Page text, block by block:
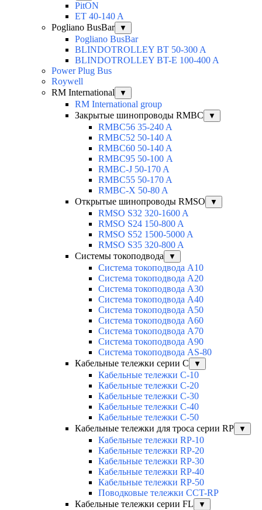
PitON
ET 40-140 A
Pogliano BusBar
▼
Pogliano BusBar
BLINDOTROLLEY BT 50-300 A
BLINDOTROLLEY BT-E 100-400 A
Power Plug Bus
Roywell
RM International
▼
RM International group
Закрытые шинопроводы RMBC
▼
RMBC56 35-240 A
RMBC52 50-140 A
RMBC60 50-140 A
RMBC95 50-100 А
RMBC-J 50-170 A
RMBC55 50-170 A
RMBC-X 50-80 A
Открытые шинопроводы RMSO
▼
RMSO S32 320-1600 A
RMSO S24 150-800 A
RMSO S52 1500-5000 A
RMSO S35 320-800 A
Системы токоподвода
▼
Система токоподвода А10
Система токоподвода А20
Система токоподвода А30
Система токоподвода А40
Система токоподвода А50
Система токоподвода А60
Система токоподвода А70
Система токоподвода А90
Система токоподвода АS-80
Кабельные тележки серии C
▼
Кабельные тележки С-10
Кабельные тележки С-20
Кабельные тележки С-30
Кабельные тележки С-40
Кабельные тележки С-50
Кабельные тележки для троса серии RP
▼
Кабельные тележки RP-10
Кабельные тележки RP-20
Кабельные тележки RP-30
Кабельные тележки RP-40
Кабельные тележки RP-50
Поводковые тележки CCT-RP
Кабельные тележки серии FL
▼